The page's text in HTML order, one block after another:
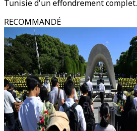
Tunisie d'un effondrement complet.
RECOMMANDÉ